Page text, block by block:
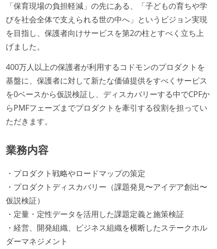
「保育現場の負担軽減」の先にある、「子どもの育ちや学
びを社会全体で支えられる世の中へ」というビジョン実現
を目指し、保護者向けサービスを第2の柱とすべく立ち上
げました。
400万人以上の保護者が利用するコドモンのプロダクトを
基盤に、保護者に対して新たな価値提供をすべくサービス
を0ベースから仮説検証し、ディスカバリーする中でCPFか
らPMFフェーズまでプロダクトを牽引する役割を担ってい
ただきます。
業務内容
・プロダクト戦略やロードマップの策定
・プロダクトディスカバリー（課題発見〜アイデア創出〜
仮説検証）
・定量・定性データを活用した課題定義と施策検証
・経営、開発組織、ビジネス組織を横断したステークホル
ダーマネジメント